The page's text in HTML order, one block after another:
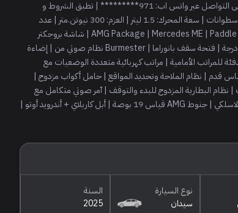
يرجى التواصل: 966********* | للاستفسار عن أسعار الكاش من دبي يرجى التواصل عبر واتس اب: 971********* | تطبق الشروط و
الاحكام | الأداء | ناقل حركة أوتوماتيكي بـ 9 سرعات | عدد الأسطوانات: 4 أسطوانات | سعة المحرك: 1.5 ليتر | العزم: 300 نيوتن.متر | عدد
الأحصنة: 204 حصان | دفع خلفي | - | المواصفات الإضافية | AMG Package | Mercedes ME | Paddle Shifters | شاشة بروجكتر
أمامي | مثبت السرعة التكيفي | محدد سرعة | أوتوبارك | كاميرا بزاوية 360 درجة | فتحة سقف بانوراما | Burmester نظام صوتي من | إضاءة
للمراتب الأمامية | مراتب كهربائية متعددة الوضعيات مع
قدم | نظام الملاحة وتحديد المواقع | حامل أكواب مزدوج |
البطارية المزدوج للبدء والتوقف | آمر صوتي متكامل مع
بلوتوث | خاصية إسقاط الشعار من المرآة | دخول بصمة | شاحن هاتف لاسلكي | جنوط AMG قياس 19 بوصة | أبل كاربلاي + أندرويد أوتو |
نوع السيارة
سيدان
السنة
2025